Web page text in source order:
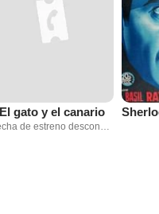
El gato y el canario